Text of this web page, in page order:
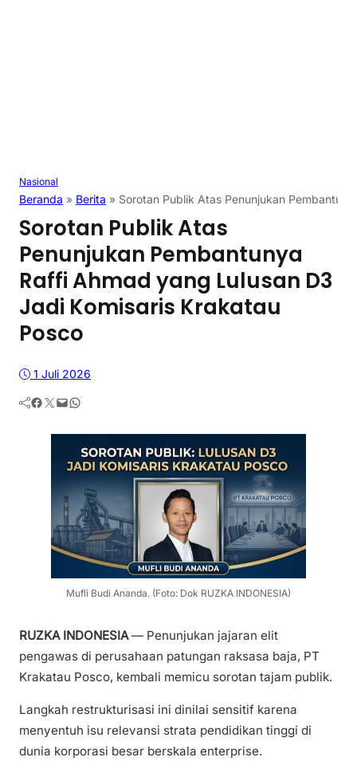
Nasional
Beranda » Berita » Sorotan Publik Atas Penunjukan
Sorotan Publik Atas
Penunjukan Pembantunya
Raffi Ahmad yang Lulusan D3
Jadi Komisaris Krakatau
Posco
1 Juli 2026
Facebook Twitter Mail WhatsApp
Mufli Budi Ananda. (Foto: Dok RUZKA INDONESIA)
RUZKA INDONESIA— Penunjukan jajaran elit
pengawas di perusahaan patungan raksasa baja, PT
Krakatau Posco, kembali memicu sorotan tajam publik.
Langkah restrukturisasi ini dinilai sensitif karena
menyentuh isu relevansi strata pendidikan tinggi di
dunia korporasi besar berskala enterprise.